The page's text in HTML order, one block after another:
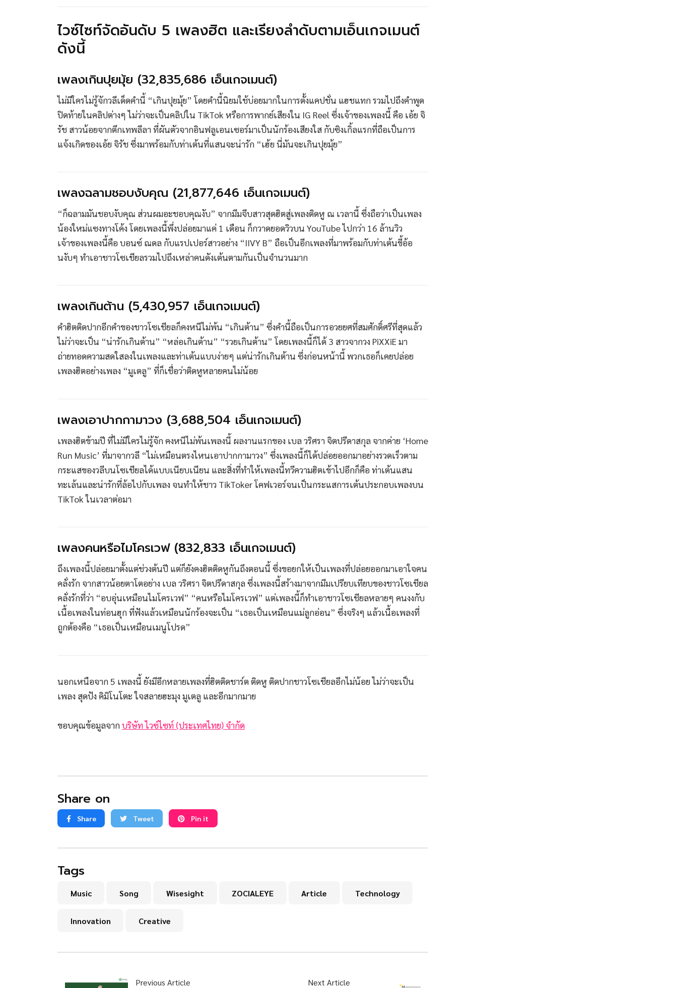
ไวซ์ไซท์จัดอันดับ 5 เพลงฮิต และเรียงลำดับตามเอ็นเกจเมนต์
ดังนี้
เพลงเกินปุยมุ้ย (32,835,686 เอ็นเกจเมนต์)
ไม่มีใครไม่รู้จักวลีเด็ดคำนี้ “เกินปุยมุ้ย” โดยคำนี้นิยมใช้บ่อยมากในการตั้งแคปชั่น แฮชแทก รวมไปถึงคำพูด
ปิดท้ายในคลิปต่างๆ ไม่ว่าจะเป็นคลิปใน TikTok หรือการพากย์เสียงใน IG Reel ซึ่งเจ้าของเพลงนี้ คือ เอ้ย จิ
รัช สาวน้อยจากตึกเทพลีลา ที่ผันตัวจากอินฟลูเอนเซอร์มาเป็นนักร้องเสียงใส กับซิงเกิ้ลแรกที่ถือเป็นการ
แจ้งเกิดของเอ้ย จิรัช ซึ่งมาพร้อมกับท่าเต้นที่แสนจะน่ารัก “เฮ้ย นี่มันจะเกินปุยมุ้ย”
เพลงฉลามชอบงับคุณ (21,877,646 เอ็นเกจเมนต์)
“ก็ฉลามมันชอบงับคุณ ส่วนผมอะชอบคุณงับ” จากมีมจีบสาวสุดฮิตสู่เพลงติดหู ณ เวลานี้ ซึ่งถือว่าเป็นเพลง
น้องใหม่แซงทางโค้ง โดยเพลงนี้พึ่งปล่อยมาแค่ 1 เดือน ก็กวาดยอดวิวบน YouTube ไปกว่า 16 ล้านวิว
เจ้าของเพลงนี้คือ บอนซ์ ณดล กับแรปเปอร์สาวอย่าง “IIVY B” ถือเป็นอีกเพลงที่มาพร้อมกับท่าเต้นขี้อ้อ
นงับๆ ทำเอาชาวโซเชียลรวมไปถึงเหล่าคนดังเต้นตามกันเป็นจำนวนมาก
เพลงเกินต้าน (5,430,957 เอ็นเกจเมนต์)
คำฮิตติดปากอีกคำของชาวโซเชียลก็คงหนีไม่พ้น “เกินต้าน” ซึ่งคำนี้ถือเป็นการอวยยศที่สมศักดิ์ศรีที่สุดแล้ว
ไม่ว่าจะเป็น “น่ารักเกินต้าน” “หล่อเกินต้าน” “รวยเกินต้าน” โดยเพลงนี้ก็ได้ 3 สาวจากวง PiXXiE มา
ถ่ายทอดความสดใสลงในเพลงและท่าเต้นแบบง่ายๆ แต่น่ารักเกินต้าน ซึ่งก่อนหน้านี้ พวกเธอก็เคยปล่อย
เพลงฮิตอย่างเพลง “มูเตลู” ที่ก็เชื่อว่าติดหูหลายคนไม่น้อย
เพลงเอาปากกามาวง (3,688,504 เอ็นเกจเมนต์)
เพลงฮิตข้ามปี ที่ไม่มีใครไม่รู้จัก คงหนีไม่พ้นเพลงนี้ ผลงานแรกของ เบล วริศรา จิตปรีดาสกุล จากค่าย ‘Home
Run Music’ ที่มาจากวลี “ไม่เหมือนตรงไหนเอาปากกามาวง” ซึ่งเพลงนี้ก็ได้ปล่อยออกมาอย่างรวดเร็วตาม
กระแสของวลีบนโซเชียลได้แบบเนียบเนียน และสิ่งที่ทำให้เพลงนี้ทวีความฮิตเข้าไปอีกก็คือ ท่าเต้นแสน
ทะเล้นและน่ารักที่ล้อไปกับเพลง จนทำให้ชาว TikToker โคฟเวอร์จนเป็นกระแสการเต้นประกอบเพลงบน
TikTok ในเวลาต่อมา
เพลงคนหรือไมโครเวฟ (832,833 เอ็นเกจเมนต์)
ถึงเพลงนี้ปล่อยมาตั้งแต่ช่วงต้นปี แต่ก็ยังคงฮิตติดหูกันถึงตอนนี้ ซึ่งขอยกให้เป็นเพลงที่ปล่อยออกมาเอาใจคน
คลั่งรัก จากสาวน้อยตาโตอย่าง เบล วริศรา จิตปรีดาสกุล ซึ่งเพลงนี้สร้างมาจากมีมเปรียบเทียบของชาวโซเชียล
คลั่งรักที่ว่า “อบอุ่นเหมือนไมโครเวฟ” “คนหรือไมโครเวฟ” แต่เพลงนี้ก็ทำเอาชาวโซเชียลหลายๆ คนงงกับ
เนื้อเพลงในท่อนฮุก ที่ฟังแล้วเหมือนนักร้องจะเป็น “เธอเป็นเหมือนแม่ลูกอ่อน” ซึ่งจริงๆ แล้วเนื้อเพลงที่
ถูกต้องคือ “เธอเป็นเหมือนเมนูโปรด”
นอกเหนือจาก 5 เพลงนี้ ยังมีอีกหลายเพลงที่ฮิตติดชาร์ต ติดหู ติดปากชาวโซเชียลอีกไม่น้อย ไม่ว่าจะเป็น
เพลง สุดปัง คิมิโนโตะ ใจสลายฮะมุง มูเตลู และอีกมากมาย
ขอบคุณข้อมูลจากบริษัท ไวซ์ไซท์ (ประเทศไทย) จำกัด
Share on
Share Tweet Pin it
Tags
Music Song Wisesight ZOCIALEYE Article Technology
Innovation Creative
Previous Article Next Article